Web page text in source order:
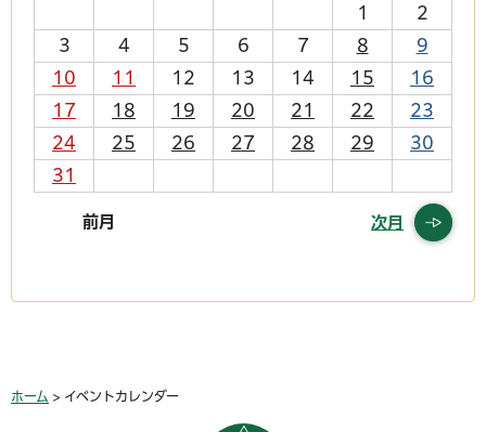
1
2
3
4 5 6 7 8
9
10
11 12 13 14 15
16
17
18 19 20 21 22
23
24
25 26 27 28 29
30
31
前月 次月
ホーム > イベントカレンダー